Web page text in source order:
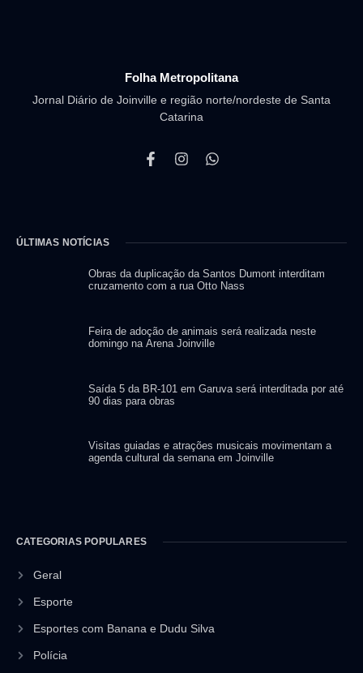
Folha Metropolitana
Jornal Diário de Joinville e região norte/nordeste de Santa
Catarina
ÚLTIMAS NOTÍCIAS
Obras da duplicação da Santos Dumont interditam
cruzamento com a rua Otto Nass
Feira de adoção de animais será realizada neste
domingo na Arena Joinville
Saída 5 da BR-101 em Garuva será interditada por até
90 dias para obras
Visitas guiadas e atrações musicais movimentam a
agenda cultural da semana em Joinville
CATEGORIAS POPULARES
Geral
Esporte
Esportes com Banana e Dudu Silva
Polícia